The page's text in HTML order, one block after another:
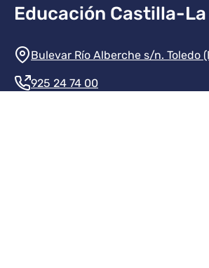
Educación Castilla-
Información de la
Bulevar Río Alberche s/n. Toledo
925 24 74 00